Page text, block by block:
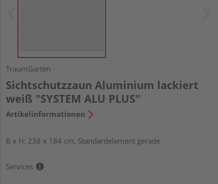
TraumGarten
Sichtschutzzaun Aluminium lackiert
weiß "SYSTEM ALU PLUS"
Artikelinformationen
B x H: 238 x 184 cm, Standardelement gerade
Services